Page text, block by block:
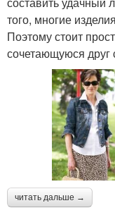
того, многие
Поэтому стоит
сочетающуюся друг
читать дальше →